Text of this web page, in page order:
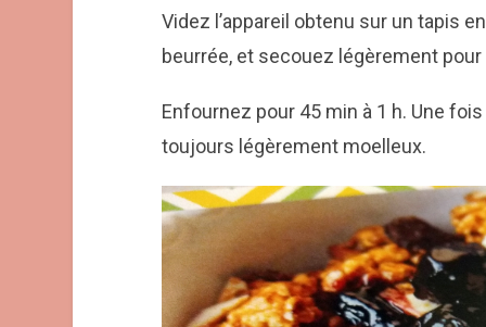
Videz l’appareil obtenu sur un tapis
beurrée, et secouez légèrement
Enfournez pour 45 min à 1 h. Une
toujours légèrement moelleux.